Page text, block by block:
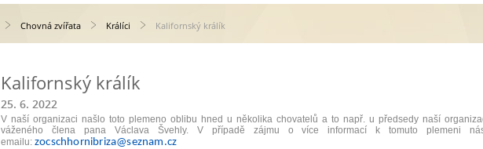
Chovná zvířata Králíci Kalifornský králík
Kalifornský králík
25. 6. 2022
V naší organizaci našlo toto plemeno oblibu hned u několika chovatelů a to např. u předsedy naší
váženého člena pana Václava Švehly. V případě zájmu o více informací k tomuto plemeni
emailu: zocschhornibriza@seznam.cz